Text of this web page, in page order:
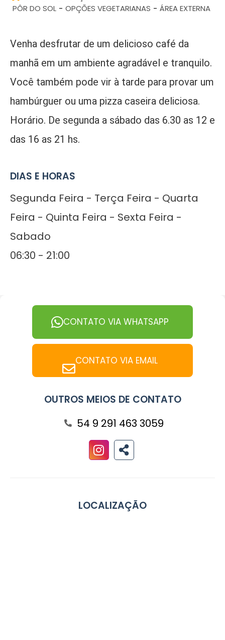
PÔR DO SOL - OPÇÕES VEGETARIANAS - ÁREA EXTERNA
Venha desfrutar de um delicioso café da
manhã em um ambiente agradável e tranquilo.
Você também pode vir à tarde para provar um
hambúrguer ou uma pizza caseira deliciosa.
Horário. De segunda a sábado das 6.30 as 12 e
das 16 as 21 hs.
DIAS E HORAS
Segunda Feira - Terça Feira - Quarta
Feira - Quinta Feira - Sexta Feira -
Sabado
06:30 - 21:00
CONTATO VIA WHATSAPP
CONTATO VIA EMAIL
OUTROS MEIOS DE CONTATO
54 9 291 463 3059
LOCALIZAÇÃO